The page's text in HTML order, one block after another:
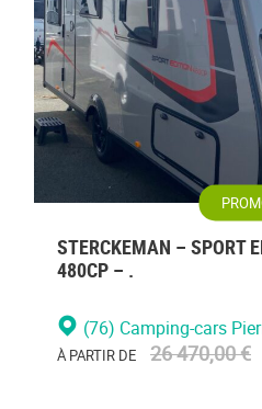
STERCKEMAN – SPORT
480CP – .
(76) Camping-cars
À PARTIR DE 26 470,00 €